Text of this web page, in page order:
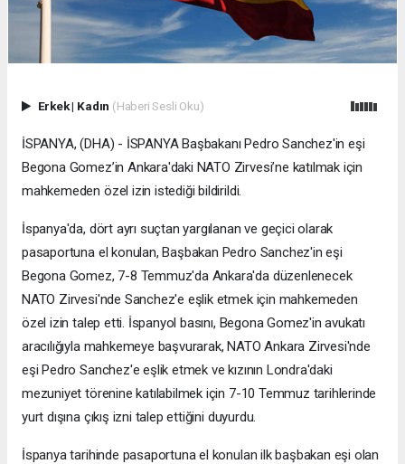
Erkek| Kadın (Haberi Sesli Oku)
İSPANYA, (DHA) - İSPANYA Başbakanı Pedro Sanchez'in eşi
Begona Gomez’in Ankara'daki NATO Zirvesi’ne katılmak için
mahkemeden özel izin istediği bildirildi.
İspanya'da, dört ayrı suçtan yargılanan ve geçici olarak
pasaportuna el konulan, Başbakan Pedro Sanchez'in eşi
Begona Gomez, 7-8 Temmuz'da Ankara'da düzenlenecek
NATO Zirvesi'nde Sanchez'e eşlik etmek için mahkemeden
özel izin talep etti. İspanyol basını, Begona Gomez'in avukatı
aracılığıyla mahkemeye başvurarak, NATO Ankara Zirvesi'nde
eşi Pedro Sanchez'e eşlik etmek ve kızının Londra'daki
mezuniyet törenine katılabilmek için 7-10 Temmuz tarihlerinde
yurt dışına çıkış izni talep ettiğini duyurdu.
İspanya tarihinde pasaportuna el konulan ilk başbakan eşi olan